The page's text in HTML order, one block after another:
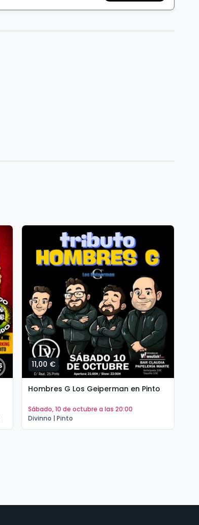
11,00 €
Hombres G Los Geiperman en Pinto
sábado, 10 de octubre a las 20:00
Divinno | Pinto